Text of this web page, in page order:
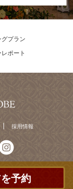
予約
プラン
ポート
採用情報